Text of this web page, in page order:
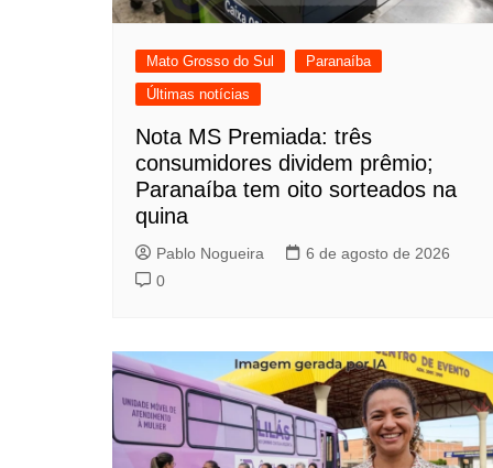
Mato Grosso do Sul
Paranaíba
Últimas notícias
Nota MS Premiada: três
consumidores dividem prêmio;
Paranaíba tem oito sorteados na
quina
Pablo Nogueira
6 de agosto de 2026
0